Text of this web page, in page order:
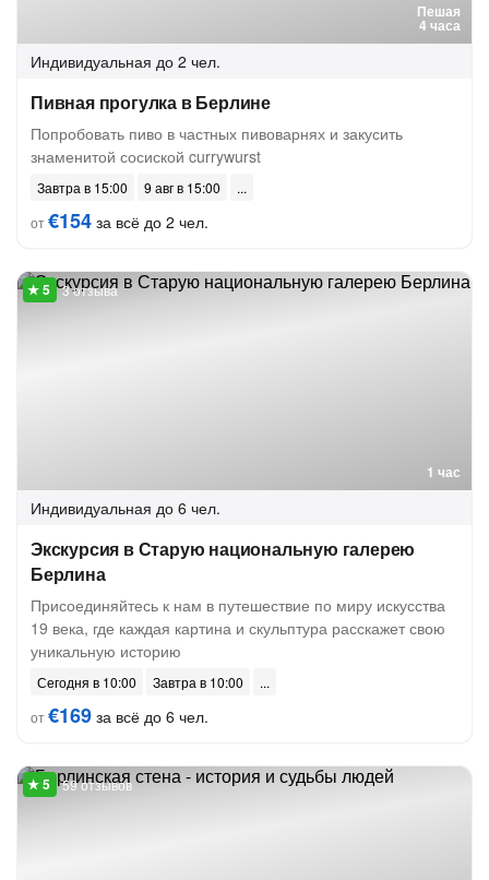
Пешая
4 часа
Индивидуальная до 2 чел.
Пивная прогулка в Берлине
Попробовать пиво в частных пивоварнях и закусить
знаменитой сосиской currywurst
Завтра в 15:00
9 авг в 15:00
от€154 за всё до 2 чел.
1 час
3 отзыва
Индивидуальная до 6 чел.
Экскурсия в Старую национальную галерею
Берлина
Присоединяйтесь к нам в путешествие по миру искусства
19 века, где каждая картина и скульптура расскажет свою
уникальную историю
Сегодня в 10:00
Завтра в 10:00
от€169 за всё до 6 чел.
59 отзывов